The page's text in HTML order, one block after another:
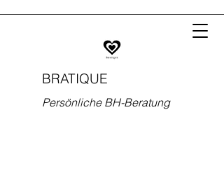
BRATIQUE
Persönliche BH-Beratung